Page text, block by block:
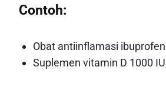
Contoh:
Obat antiinflamasi
Suplemen vitamin D 1000